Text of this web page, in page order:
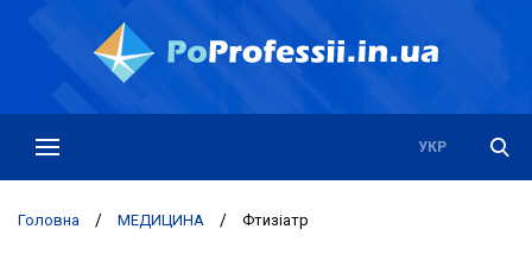
РУС
УКР
Головна / МЕДИЦИНА / Фтизіатр